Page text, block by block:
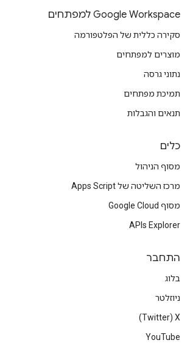
Google Workspace למפתחים
סקירה כללית של הפלטפורמה
מוצרים למפתחים
נתוני גרסה
תמיכת מפתחים
תנאים והגבלות
כלים
מסוף הניהול
מרכז השליטה של Apps Script
מסוף Google Cloud
APIs Explorer
התחבר
בלוג
ניוזלטר
X‏ (Twitter)
YouTube